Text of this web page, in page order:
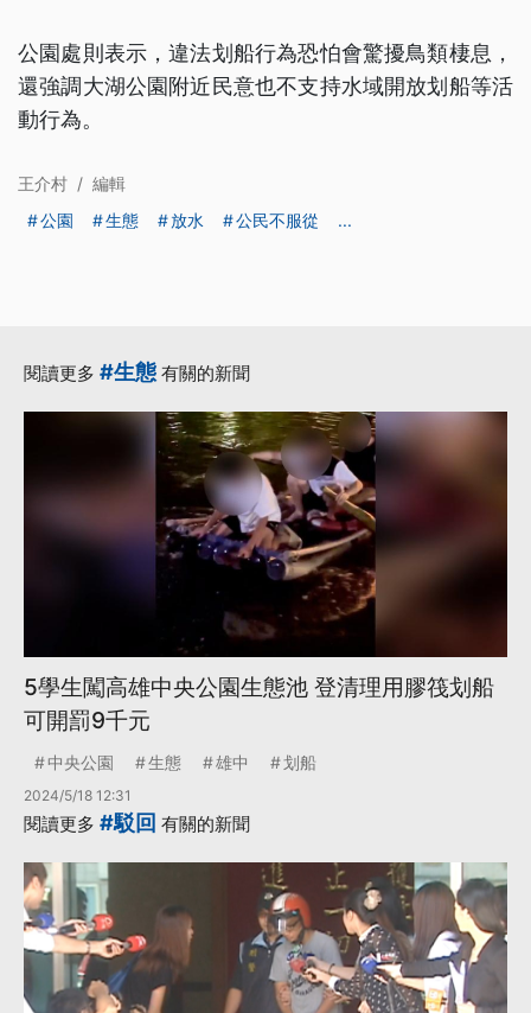
公園處則表示，違法划船行為恐怕會驚擾鳥類棲息，
還強調大湖公園附近民意也不支持水域開放划船等活
動行為。
王介村 / 編輯
公園
生態 放水 公民不服從 ...
閱讀更多 #生態 有關的新聞
5學生闖高雄中央公園生態池 登清理用膠筏划船
可開罰9千元
中央公園 生態 雄中 划船
2024/5/18 12:31
閱讀更多 #駁回 有關的新聞